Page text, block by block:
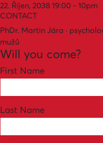
22. Říjen, 2038 19:00 - 10pm
CONTACT
PhDr. Martin Jára ·
mužů
Will you come?
First Name
Last Name